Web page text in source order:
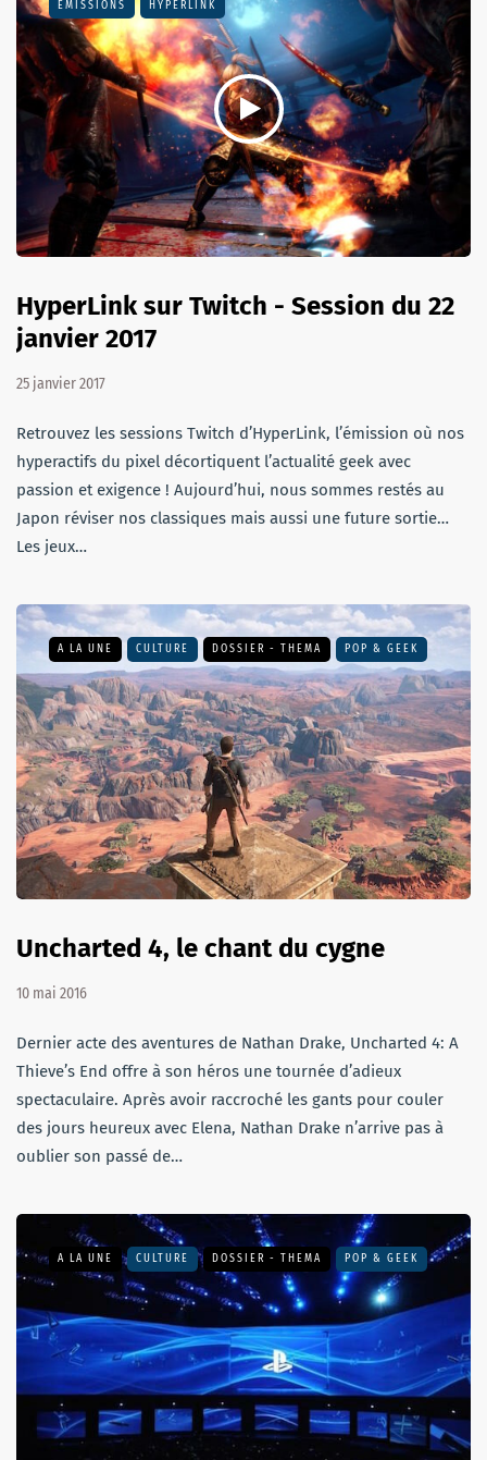
EMISSIONS HYPERLINK
HyperLink sur Twitch - Session du 22
janvier 2017
25 janvier 2017
Retrouvez les sessions Twitch d’HyperLink, l’émission où nos
hyperactifs du pixel décortiquent l’actualité geek avec
passion et exigence ! Aujourd’hui, nous sommes restés au
Japon réviser nos classiques mais aussi une future sortie…
Les jeux…
A LA UNE CULTURE DOSSIER - THEMA POP & GEEK
Uncharted 4, le chant du cygne
10 mai 2016
Dernier acte des aventures de Nathan Drake, Uncharted 4: A
Thieve’s End offre à son héros une tournée d’adieux
spectaculaire. Après avoir raccroché les gants pour couler
des jours heureux avec Elena, Nathan Drake n’arrive pas à
oublier son passé de…
A LA UNE CULTURE DOSSIER - THEMA POP & GEEK